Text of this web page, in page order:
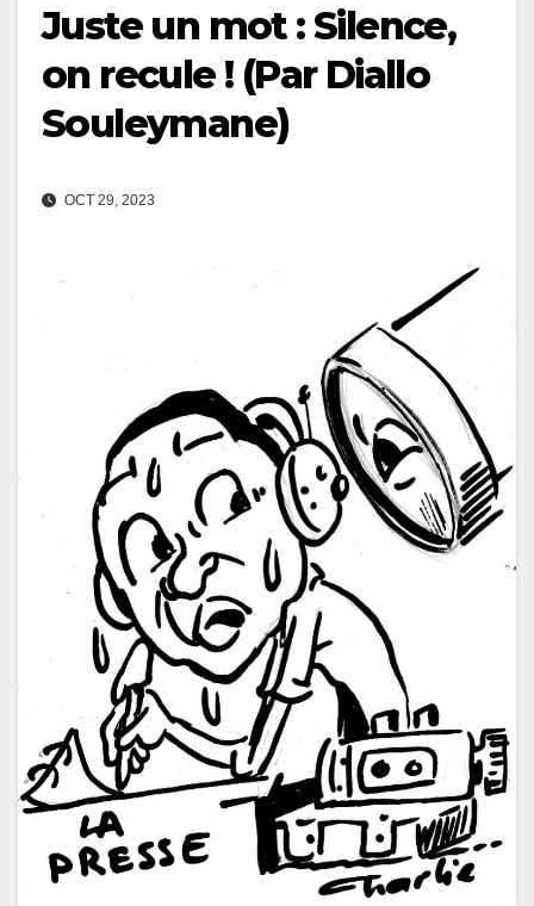
Juste un mot : Silence,
on recule ! (Par Diallo
Souleymane)
OCT 29, 2023